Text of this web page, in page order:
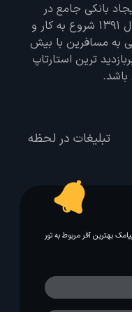
بانکی جامع در
تمامی زمینه های گردشگری در سال 1391 شروع به کار و
دهی به مسافرین با بیش
ترین استارتاپ
تبلیغات در لحظه
بهترین آفر مربوط به تور